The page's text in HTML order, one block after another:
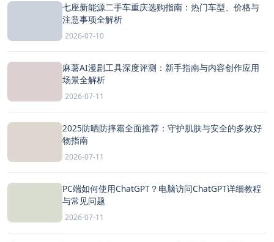
七座新能源二手车重庆选购指南：热门车型、价格与
注意事项全解析
2026-07-10
麻薯AI漫剧工具深度评测：新手指南与内容创作应用
场景全解析
2026-07-11
2025防晒防摔霜全面推荐：守护肌肤与安全的多效好
物指南
2026-07-11
PC端如何使用ChatGPT？电脑访问ChatGPT详细教程
与常见问题
2026-07-11